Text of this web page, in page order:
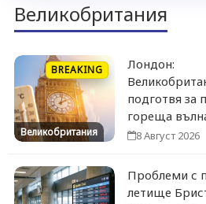
Великобритания
BREAKING
Великобритания
Лондон:
подготвя за
гореща
8 Август 2026
Проблеми с
летище